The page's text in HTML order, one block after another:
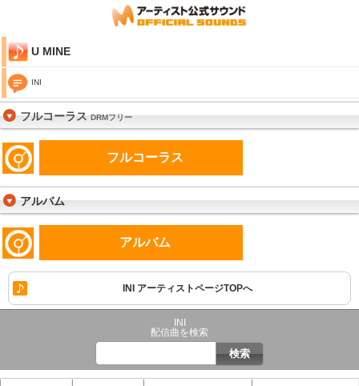
U MINE
INI
フルコーラスDRMフリー
フルコーラス
アルバム
アルバム
INI アーティストページTOPへ
INI
配信曲を検索